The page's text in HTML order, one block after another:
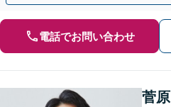
電話でお問い合わせ
菅